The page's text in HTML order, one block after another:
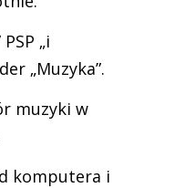
„i
„Muzyka”.
muzyki w
komputera i